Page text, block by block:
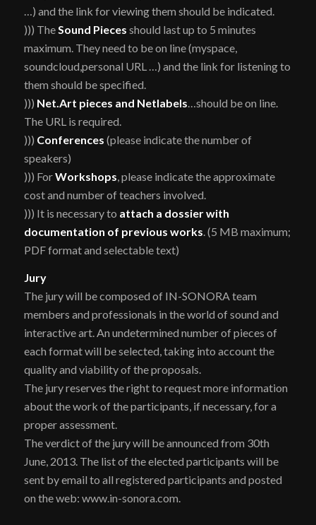
…) and the link for viewing them should be indicated.
))) The Sound Pieces should last up to 5 minutes
maximum. They need to be on line (myspace,
soundcloud,personal URL …) and the link for listening to
them should be specified.
))) Net.Art pieces and Netlabels …should be on line.
The URL is required.
))) Conferences (please indicate the number of
speakers)
))) ForWorkshops , please indicate the approximate
cost and number of teachers involved.
))) It is necessary to attach a dossier with
documentation of previous works . (5 MB maximum;
PDF format and selectable text)
Jury
The jury will be composed of IN-SONORA team
members and professionals in the world of sound and
interactive art. An undetermined number of pieces of
each format will be selected, taking into account the
quality and viability of the proposals.
The jury reserves the right to request more information
about the work of the participants, if necessary, for a
proper assessment.
The verdict of the jury will be announced from 30th
June, 2013. The list of the elected participants will be
sent by email to all registered participants and posted
on the web: www.in-sonora.com.